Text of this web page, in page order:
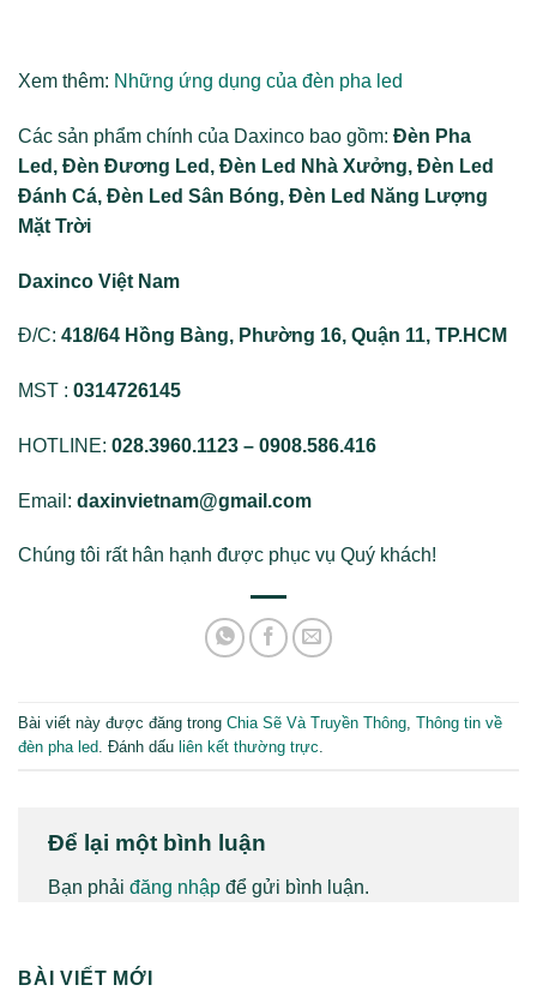
Xem thêm: Những ứng dụng của đèn pha led
Các sản phẩm chính của Daxinco bao gồm: Đèn Pha
Led, Đèn Đương Led, Đèn Led Nhà Xưởng, Đèn Led
Đánh Cá, Đèn Led Sân Bóng, Đèn Led Năng Lượng
Mặt Trời
Daxinco Việt Nam
Đ/C: 418/64 Hồng Bàng, Phường 16, Quận 11, TP.HCM
MST : 0314726145
HOTLINE: 028.3960.1123 – 0908.586.416
Email: daxinvietnam@gmail.com
Chúng tôi rất hân hạnh được phục vụ Quý khách!
Bài viết này được đăng trong Chia Sẽ Và Truyền Thông Thông tin về
đèn pha led . Đánh dấu liên kết thường trực
Để lại một bình luận
Bạn phải đăng nhập để gửi bình luận.
BÀI VIẾT MỚI